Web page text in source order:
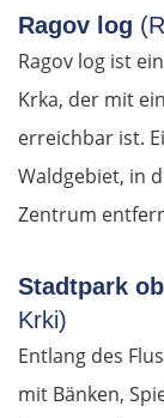
Ragov log
Ragov log ist
Krka, der mit
erreichbar ist.
Waldgebiet, in
Zentrum
Stadtpark
Krki)
Entlang des
mit Bänken,